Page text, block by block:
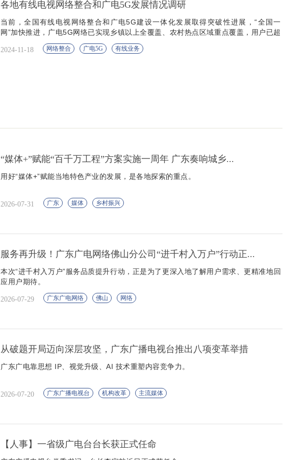
各地有线电视网络整合和广电5G发展情况调研
当前，全国有线电视网络整合和广电5G建设一体化发展取得突破性进展，“全国一
网”加快推进，广电5G网络已实现乡镇以上全覆盖、农村热点区域重点覆盖，用户已超
2024-11-18 网络整合 广电5G 有线业务
“媒体+”赋能“百千万工程”方案实施一周年 广东奏响城乡...
用好“媒体+”赋能当地特色产业的发展，是各地探索的重点。
2026-07-31 广东 媒体 乡村振兴
服务再升级！广东广电网络佛山分公司“进千村入万户”行动正...
本次“进千村入万户”服务品质提升行动，正是为了更深入地了解用户需求、更精准地回
应用户期待。
2026-07-29 广东广电网络 佛山 网络
从破题开局迈向深层攻坚，广东广播电视台推出八项变革举措
广东广电靠思想 IP、视觉升级、AI 技术重塑内容竞争力。
2026-07-20 广东广播电视台 机构改革 主流媒体
【人事】一省级广电台台长获正式任命